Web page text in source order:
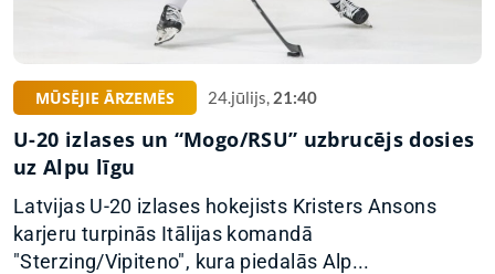
MŪSĒJIE ĀRZEMĒS 24.jūlijs, 21:40
U-20 izlases un “Mogo/RSU” uzbrucējs dosies
uz Alpu līgu
Latvijas U-20 izlases hokejists Kristers Ansons
karjeru turpinās Itālijas komandā
"Sterzing/Vipiteno", kura piedalās Alp...